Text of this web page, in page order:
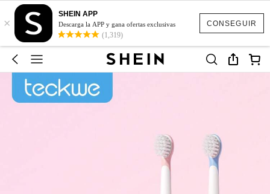
CONSEGUIR
×
SHEIN APP
Descarga la APP y gana ofertas exclusivas
(1,319)